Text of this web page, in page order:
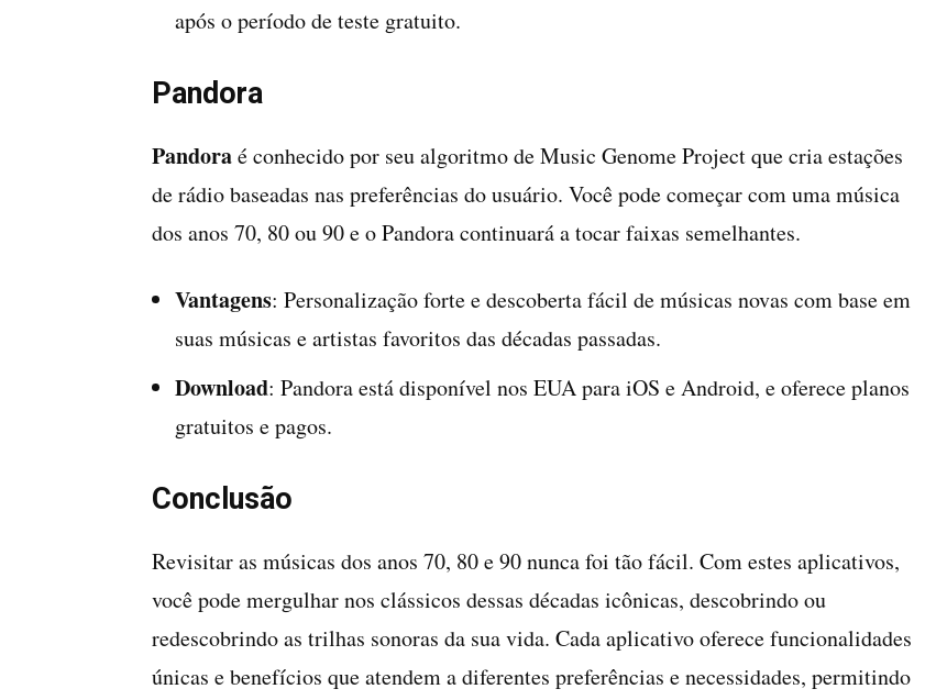
após o período de teste gratuito.
Pandora
Pandoraé conhecido por seu algoritmo de Music Genome Project que cria estações
de rádio baseadas nas preferências do usuário. Você pode começar com uma música
dos anos 70, 80 ou 90 e o Pandora continuará a tocar faixas semelhantes.
Vantagens: Personalização forte e descoberta fácil de músicas novas com base em
suas músicas e artistas favoritos das décadas passadas.
Download: Pandora está disponível nos EUA para iOS e Android, e oferece planos
gratuitos e pagos.
Conclusão
Revisitar as músicas dos anos 70, 80 e 90 nunca foi tão fácil. Com estes aplicativos,
você pode mergulhar nos clássicos dessas décadas icônicas, descobrindo ou
redescobrindo as trilhas sonoras da sua vida. Cada aplicativo oferece funcionalidades
únicas e benefícios que atendem a diferentes preferências e necessidades, permitindo